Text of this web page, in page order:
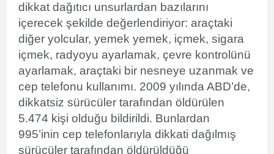
dikkat dağıtıcı unsurlardan bazılarını
içerecek şekilde değerlendiriyor: araçtaki
diğer yolcular, yemek yemek, içmek, sigara
içmek, radyoyu ayarlamak, çevre kontrolünü
ayarlamak, araçtaki bir nesneye uzanmak ve
cep telefonu kullanımı. 2009 yılında ABD’de,
dikkatsiz sürücüler tarafından öldürülen
5.474 kişi olduğu bildirildi. Bunlardan
995’inin cep telefonlarıyla dikkati dağılmış
sürücüler tarafından öldürüldüğü